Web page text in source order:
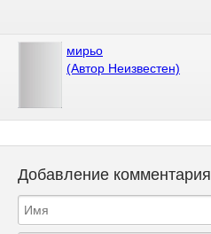
мирьо
(Автор Неизвестен)
Добавление комментария